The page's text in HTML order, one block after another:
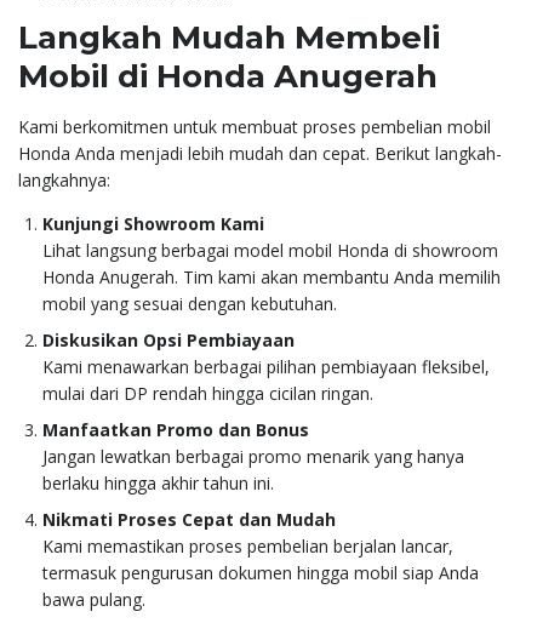
Langkah Mudah Membeli
Mobil di Honda Anugerah
Kami berkomitmen untuk membuat proses pembelian mobil
Honda Anda menjadi lebih mudah dan cepat. Berikut langkah-
langkahnya:
Kunjungi Showroom Kami
Lihat langsung berbagai model mobil Honda di showroom
Honda Anugerah. Tim kami akan membantu Anda memilih
mobil yang sesuai dengan kebutuhan.
Diskusikan Opsi Pembiayaan
Kami menawarkan berbagai pilihan pembiayaan fleksibel,
mulai dari DP rendah hingga cicilan ringan.
Manfaatkan Promo dan Bonus
Jangan lewatkan berbagai promo menarik yang hanya
berlaku hingga akhir tahun ini.
Nikmati Proses Cepat dan Mudah
Kami memastikan proses pembelian berjalan lancar,
termasuk pengurusan dokumen hingga mobil siap Anda
bawa pulang.